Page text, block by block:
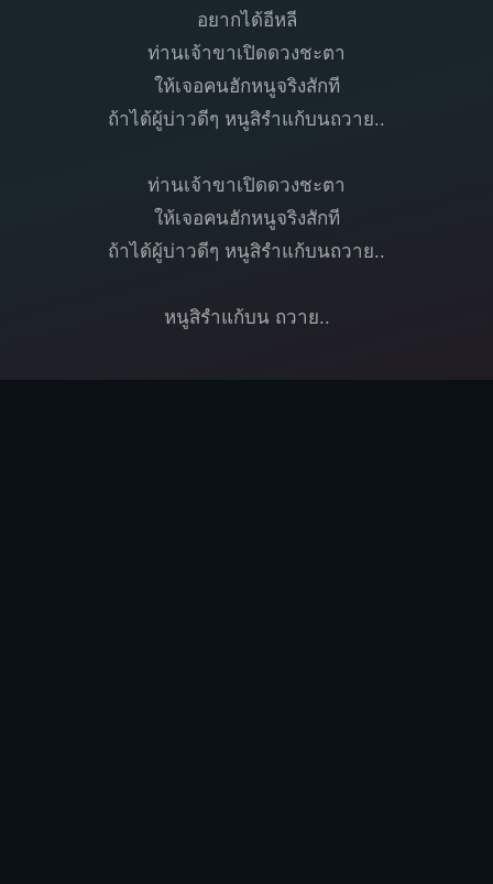
อยากได้อีหลี
ท่านเจ้าขาเปิดดวงชะตา
ให้เจอคนฮักหนูจริงสักที
ถ้าได้ผู้บ่าวดีๆ หนูสิรำแก้บนถวาย..
ท่านเจ้าขาเปิดดวงชะตา
ให้เจอคนฮักหนูจริงสักที
ถ้าได้ผู้บ่าวดีๆ หนูสิรำแก้บนถวาย..
หนูสิรำแก้บน ถวาย..